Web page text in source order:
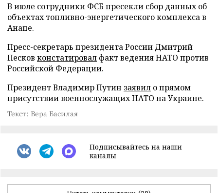
В июле сотрудники ФСБ пресекли сбор данных об
объектах топливно-энергетического комплекса в
Анапе.
Пресс-секретарь президента России Дмитрий
Песков констатировал факт ведения НАТО против
Российской Федерации.
Президент Владимир Путин заявил о прямом
присутствии военнослужащих НАТО на Украине.
Текст: Вера Басилая
Подписывайтесь на наши
каналы